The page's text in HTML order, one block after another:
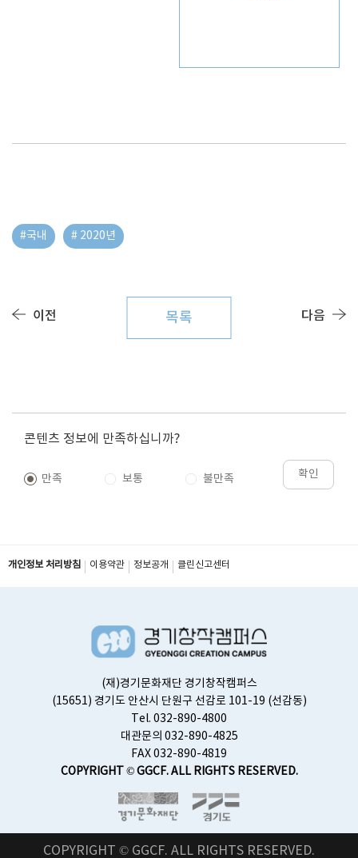
#국내 # 2020년
이전 목록 다음
콘텐츠 정보에 만족하십니까?
만족 보통 불만족 확인
개인정보 처리방침 이용약관 정보공개 클린신고센터
(재)경기문화재단 경기창작캠퍼스
(15651) 경기도 안산시 단원구 선감로 101-19 (선감동)
Tel. 032-890-4800
대관문의 032-890-4825
FAX 032-890-4819
COPYRIGHT © GGCF. ALL RIGHTS RESERVED.
COPYRIGHT © GGCF. ALL RIGHTS RESERVED.